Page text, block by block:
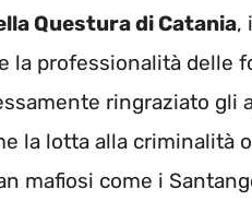
Questura di Catania,
la professionalità delle
ringraziato gli
la lotta alla criminalità
mafiosi come i